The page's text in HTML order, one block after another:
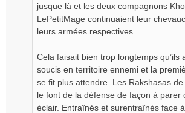
jusque là et les deux compagnons
LePetitMage continuaient leur
leurs armées respectives.
Cela faisait bien trop longtemps qu’ils
soucis en territoire ennemi et la
se fit plus attendre. Les Rakshasas
le font de la défense de façon à parer
éclair. Entraînés et surentraînés face